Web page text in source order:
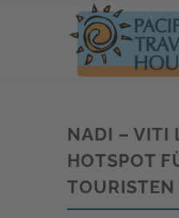
NADI – VITI
HOTSPOT
TOURISTEN